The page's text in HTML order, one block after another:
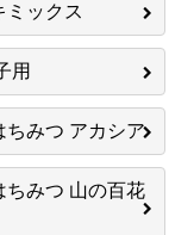
ミックス
用
ちみつ アカシア
ちみつ 山の百花